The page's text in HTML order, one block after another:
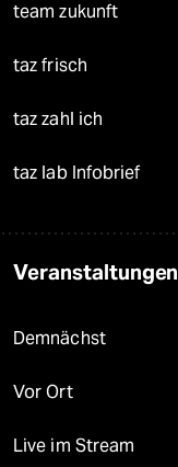
team zukunft
taz frisch
taz zahl ich
taz lab Infobrief
Veranstaltungen
Demnächst
Vor Ort
Live im Stream